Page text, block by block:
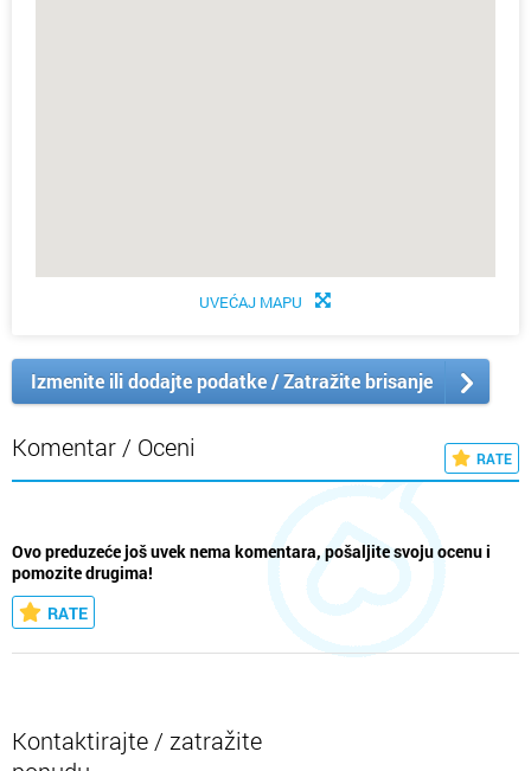
UVEĆAJ MAPU
Izmenite ili dodajte podatke / Zatražite brisanje
Komentar / Oceni RATE
Ovo preduzeće još uvek nema komentara, pošaljite svoju ocenu i
pomozite drugima!
RATE
Kontaktirajte / zatražite